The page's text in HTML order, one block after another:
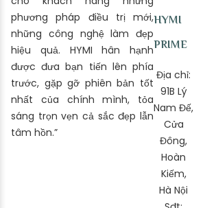
phương pháp điều trị mới,
những công nghệ làm đẹp
hiệu quả. HYMI hân hạnh
được đưa bạn tiến lên phía
trước, gặp gỡ phiên bản tốt
nhất của chính mình, tỏa
sáng trọn vẹn cả sắc đẹp lẫn
tâm hồn.”
HYMI
PRIME
Địa chỉ:
91B Lý
Nam Đế,
Cửa
Đông,
Hoàn
Kiếm,
Hà Nội